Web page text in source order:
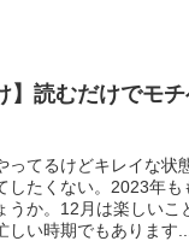
】読むだけでモ
てるけどキレイな状
したくない。2023年も
うか。12月は楽しいこ
い時期でもあります...